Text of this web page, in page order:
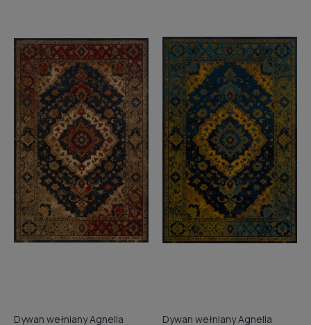
Dywan wełniany Agnella
Dywan wełniany Agnella